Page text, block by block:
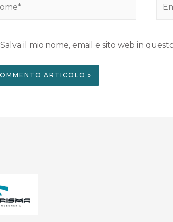
Salva il mio nome, email e sito web in